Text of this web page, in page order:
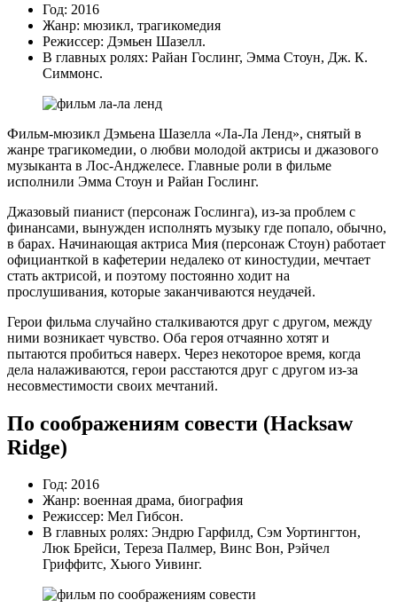
Год: 2016
Жанр: мюзикл, трагикомедия
Режиссер: Дэмьен Шазелл.
В главных ролях: Райан Гослинг, Эмма Стоун, Дж. К.
Симмонс.
Фильм-мюзикл Дэмьена Шазелла «Ла-Ла Ленд», снятый в
жанре трагикомедии, о любви молодой актрисы и джазового
музыканта в Лос-Анджелесе. Главные роли в фильме
исполнили Эмма Стоун и Райан Гослинг.
Джазовый пианист (персонаж Гослинга), из-за проблем с
финансами, вынужден исполнять музыку где попало, обычно,
в барах. Начинающая актриса Мия (персонаж Стоун) работает
официанткой в кафетерии недалеко от киностудии, мечтает
стать актрисой, и поэтому постоянно ходит на
прослушивания, которые заканчиваются неудачей.
Герои фильма случайно сталкиваются друг с другом, между
ними возникает чувство. Оба героя отчаянно хотят и
пытаются пробиться наверх. Через некоторое время, когда
дела налаживаются, герои расстаются друг с другом из-за
несовместимости своих мечтаний.
По соображениям совести (Hacksaw
Ridge)
Год: 2016
Жанр: военная драма, биография
Режиссер: Мел Гибсон.
В главных ролях: Эндрю Гарфилд, Сэм Уортингтон,
Люк Брейси, Тереза Палмер, Винс Вон, Рэйчел
Гриффитс, Хьюго Уивинг.